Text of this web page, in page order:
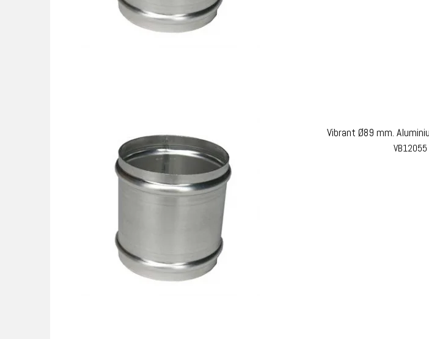
Vibrant Ø89 mm.
VB12055